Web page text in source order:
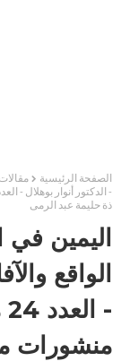
الصفحة الرئيسية
ذة حليمة عبد الرمى
اليمين في
الواقع
منشورات